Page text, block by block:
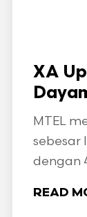
XA
MTEL
sebesar
dengan
READ